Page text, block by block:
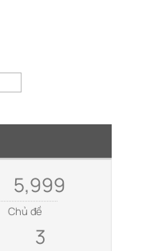
5,999
Chủ đề
3